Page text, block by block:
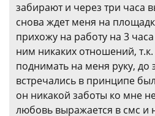
забирают и через три часа
снова ждет меня на
прихожу на работу на 3
ним никаких отношений,
поднимать на меня руку, до
встречались в принципе
он никакой заботы ко мне
любовь выражается в смс и